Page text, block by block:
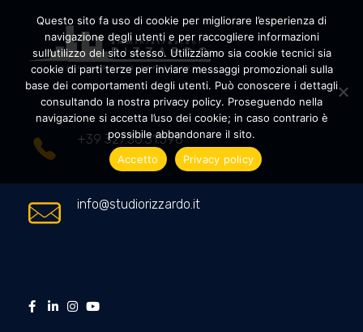
Amministrazioni Rizzardo
+39 327.36.31.598
info@studiorizzardo.it
Questo sito fa uso di cookie per migliorare l’esperienza di
navigazione degli utenti e per raccogliere informazioni
sull’utilizzo del sito stesso. Utilizziamo sia cookie tecnici sia
cookie di parti terze per inviare messaggi promozionali sulla
base dei comportamenti degli utenti. Può conoscere i dettagli
consultando la nostra privacy policy. Proseguendo nella
navigazione si accetta l’uso dei cookie; in caso contrario è
possibile abbandonare il sito.
Accetto
Privacy policy